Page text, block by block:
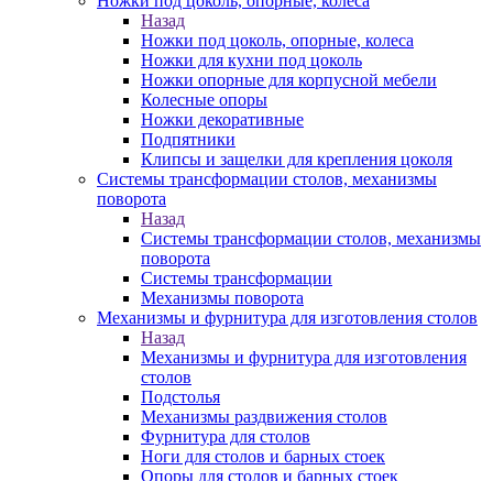
Назад
Ножки под цоколь, опорные, колеса
Ножки для кухни под цоколь
Ножки опорные для корпусной мебели
Колесные опоры
Ножки декоративные
Подпятники
Клипсы и защелки для крепления цоколя
Системы трансформации столов, механизмы
поворота
Назад
Системы трансформации столов, механизмы
поворота
Системы трансформации
Механизмы поворота
Механизмы и фурнитура для изготовления столов
Назад
Механизмы и фурнитура для изготовления
столов
Подстолья
Механизмы раздвижения столов
Фурнитура для столов
Ноги для столов и барных стоек
Опоры для столов и барных стоек